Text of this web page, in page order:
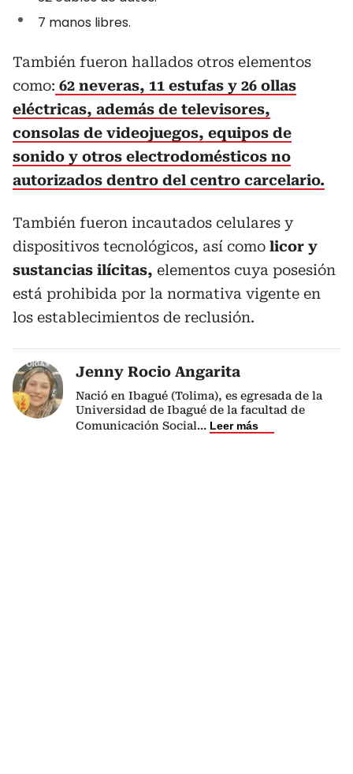
7 manos libres.
También fueron hallados otros elementos
como: 62 neveras, 11 estufas y 26 ollas
eléctricas, además de televisores,
consolas de videojuegos, equipos de
sonido y otros electrodomésticos no
autorizados dentro del centro carcelario.
También fueron incautados celulares y
dispositivos tecnológicos, así como licor y
sustancias ilícitas, elementos cuya posesión
está prohibida por la normativa vigente en
los establecimientos de reclusión.
Jenny Rocio Angarita
Nació en Ibagué (Tolima), es egresada de la
Universidad de Ibagué de la facultad de
Comunicación Social... Leer más